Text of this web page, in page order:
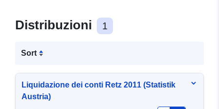
Distribuzioni 1
Sort
Liquidazione dei conti Retz 2011 (Statistik
Austria)